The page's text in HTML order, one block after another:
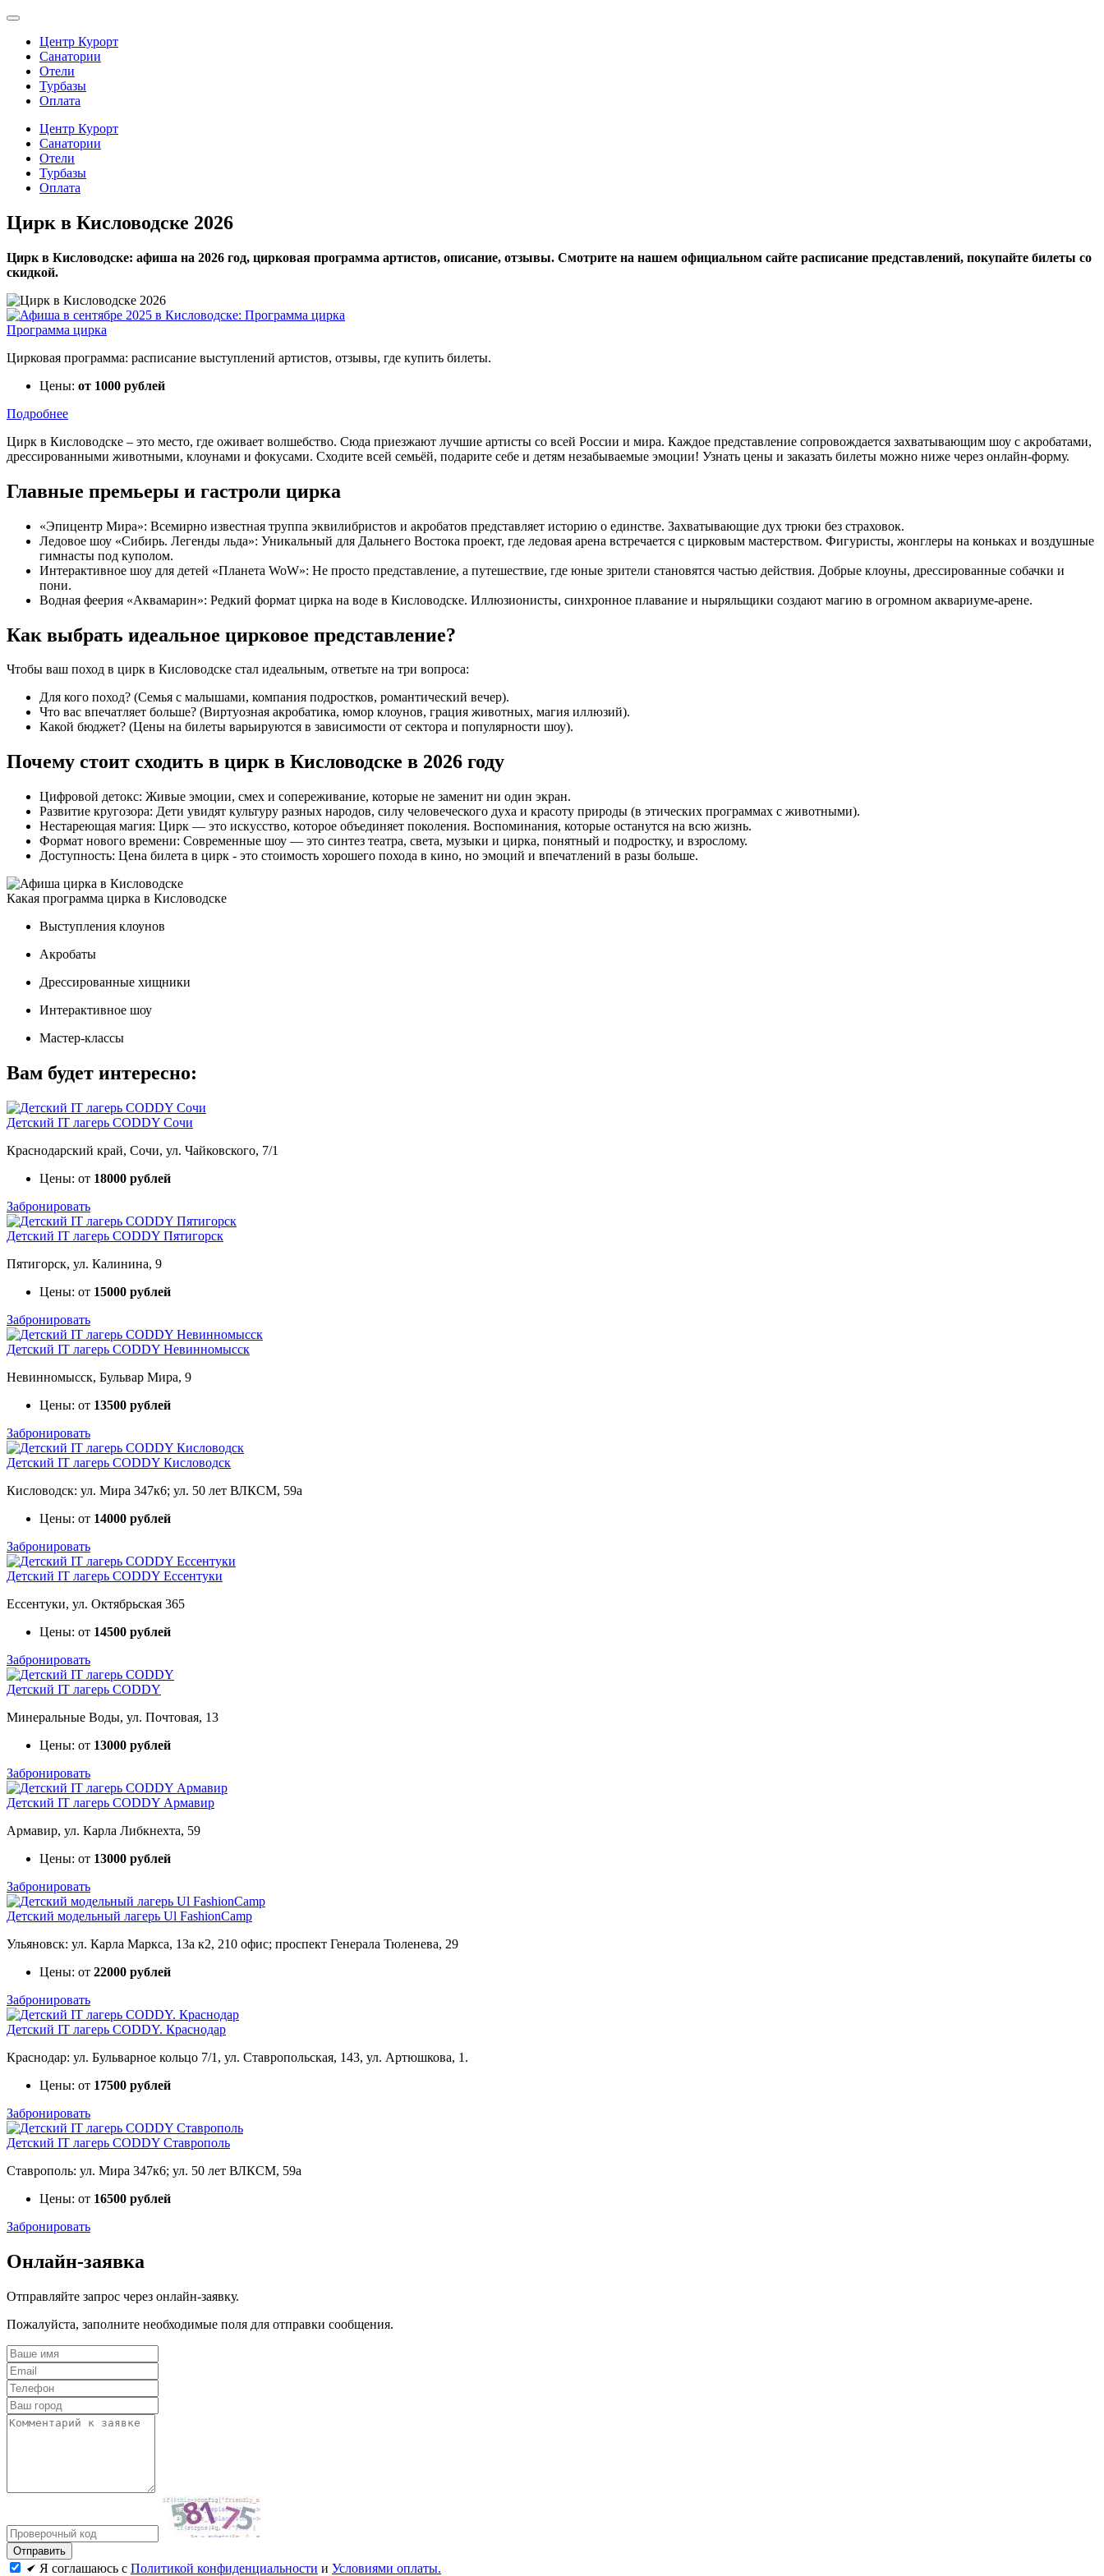
Центр Курорт
Санатории
Отели
Турбазы
Оплата
Центр Курорт
Санатории
Отели
Турбазы
Оплата
Цирк в Кисловодске 2026
Цирк в Кисловодске: афиша на 2026 год, цирковая программа артистов, описание, отзывы. Смотрите на нашем официальном сайте расписание представлений, покупайте билеты со
скидкой.
Программа цирка
Цирковая программа: расписание выступлений артистов, отзывы, где купить билеты.
Цены: от 1000 рублей
Подробнее
Цирк в Кисловодске – это место, где оживает волшебство. Сюда приезжают лучшие артисты со всей России и мира. Каждое представление сопровождается захватывающим шоу с акробатами,
дрессированными животными, клоунами и фокусами. Сходите всей семьёй, подарите себе и детям незабываемые эмоции! Узнать цены и заказать билеты можно ниже через онлайн-форму.
Главные премьеры и гастроли цирка
«Эпицентр Мира»: Всемирно известная труппа эквилибристов и акробатов представляет историю о единстве. Захватывающие дух трюки без страховок.
Ледовое шоу «Сибирь. Легенды льда»: Уникальный для Дальнего Востока проект, где ледовая арена встречается с цирковым мастерством. Фигуристы, жонглеры на коньках и воздушные
гимнасты под куполом.
Интерактивное шоу для детей «Планета WoW»: Не просто представление, а путешествие, где юные зрители становятся частью действия. Добрые клоуны, дрессированные собачки и
пони.
Водная феерия «Аквамарин»: Редкий формат цирка на воде в Кисловодске. Иллюзионисты, синхронное плавание и ныряльщики создают магию в огромном аквариуме-арене.
Как выбрать идеальное цирковое представление?
Чтобы ваш поход в цирк в Кисловодске стал идеальным, ответьте на три вопроса:
Для кого поход? (Семья с малышами, компания подростков, романтический вечер).
Что вас впечатляет больше? (Виртуозная акробатика, юмор клоунов, грация животных, магия иллюзий).
Какой бюджет? (Цены на билеты варьируются в зависимости от сектора и популярности шоу).
Почему стоит сходить в цирк в Кисловодске в 2026 году
Цифровой детокс: Живые эмоции, смех и сопереживание, которые не заменит ни один экран.
Развитие кругозора: Дети увидят культуру разных народов, силу человеческого духа и красоту природы (в этических программах с животными).
Нестареющая магия: Цирк — это искусство, которое объединяет поколения. Воспоминания, которые останутся на всю жизнь.
Формат нового времени: Современные шоу — это синтез театра, света, музыки и цирка, понятный и подростку, и взрослому.
Доступность: Цена билета в цирк - это стоимость хорошего похода в кино, но эмоций и впечатлений в разы больше.
Какая программа цирка в Кисловодске
Выступления клоунов
Акробаты
Дрессированные хищники
Интерактивное шоу
Мастер-классы
Вам будет интересно:
Детский IT лагерь CODDY Сочи
Краснодарский край, Сочи, ул. Чайковского, 7/1
Цены: от 18000 рублей
Забронировать
Детский IT лагерь CODDY Пятигорск
Пятигорск, ул. Калинина, 9
Цены: от 15000 рублей
Забронировать
Детский IT лагерь CODDY Невинномысск
Невинномысск, Бульвар Мира, 9
Цены: от 13500 рублей
Забронировать
Детский IT лагерь CODDY Кисловодск
Кисловодск: ул. Мира 347к6; ул. 50 лет ВЛКСМ, 59а
Цены: от 14000 рублей
Забронировать
Детский IT лагерь CODDY Ессентуки
Ессентуки, ул. Октябрьская 365
Цены: от 14500 рублей
Забронировать
Детский IT лагерь CODDY
Минеральные Воды, ул. Почтовая, 13
Цены: от 13000 рублей
Забронировать
Детский IT лагерь CODDY Армавир
Армавир, ул. Карла Либкнехта, 59
Цены: от 13000 рублей
Забронировать
Детский модельный лагерь Ul FashionCamp
Ульяновск: ул. Карла Маркса, 13а к2, 210 офис; проспект Генерала Тюленева, 29
Цены: от 22000 рублей
Забронировать
Детский IT лагерь CODDY. Краснодар
Краснодар: ул. Бульварное кольцо 7/1, ул. Ставропольская, 143, ул. Артюшкова, 1.
Цены: от 17500 рублей
Забронировать
Детский IT лагерь CODDY Ставрополь
Ставрополь: ул. Мира 347к6; ул. 50 лет ВЛКСМ, 59а
Цены: от 16500 рублей
Забронировать
Онлайн-заявка
Отправляйте запрос через онлайн-заявку.
Пожалуйста, заполните необходимые поля для отправки сообщения.
Я соглашаюсь с Политикой конфиденциальности и Условиями оплаты.